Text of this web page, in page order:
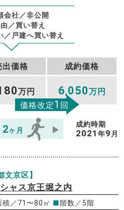
会社／非公開
／買い替え
／戸建へ買い替え
出価格 成約価格
万円 6,050万円
価格改定1 回
2ヶ月
成約時期
2021 年9 月
文京区】
ャス京王堀之内
積／71〜80㎡ ■階数／5階